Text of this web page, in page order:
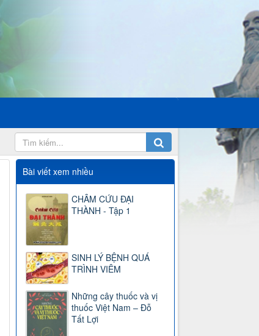
Bài viết xem nhiều
CHÂM CỨU ĐẠI
THÀNH - Tập 1
SINH LÝ BỆNH QUÁ
TRÌNH VIÊM
Những cây thuốc và vị
thuốc Việt Nam – Đỗ
Tất Lợi